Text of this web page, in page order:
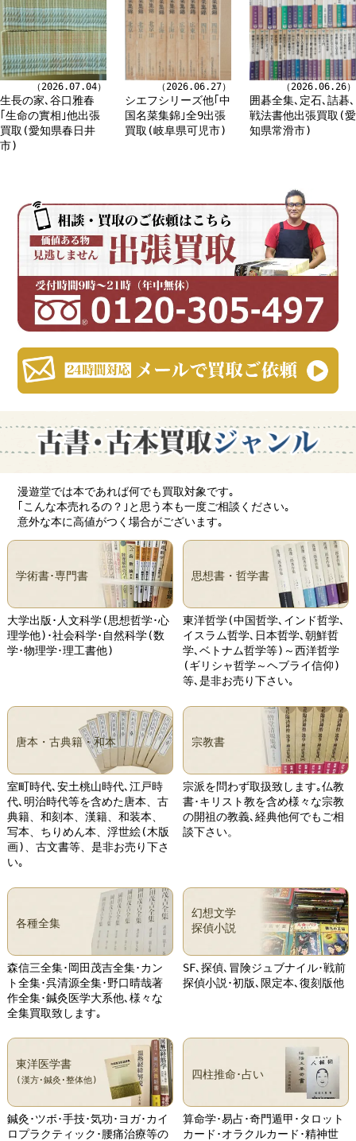
（2026.07.04）
生長の家､谷口雅春
｢生命の實相｣他出張
買取(愛知県春日井
市)
（2026.06.27）
シエフシリーズ他｢中
国名菜集錦｣全9出張
買取(岐阜県可児市)
（2026.06.26）
囲碁全集､定石､詰碁､
戦法書他出張買取(愛
知県常滑市)
漫遊堂では本であれば何でも買取対象です｡
｢こんな本売れるの？｣と思う本も一度ご相談ください｡
意外な本に高値がつく場合がございます｡
学術書･専門書
大学出版･人文科学(思想哲学･心
理学他)･社会科学･自然科学(数
学･物理学･理工書他)
思想書・哲学書
東洋哲学(中国哲学､インド哲学､
イスラム哲学､日本哲学､朝鮮哲
学､ベトナム哲学等)～西洋哲学
(ギリシャ哲学～ヘブライ信仰)
等､是非お売り下さい｡
唐本・古典籍・和本
室町時代､安土桃山時代､江戸時
代､明治時代等を含めた唐本、古
典籍、和刻本、漢籍、和装本、
写本、ちりめん本、浮世絵(木版
画)、古文書等、是非お売り下さ
い｡
宗教書
宗派を問わず取扱致します｡仏教
書･キリスト教を含め様々な宗教
の開祖の教義､経典他何でもご相
談下さい。
各種全集
森信三全集･岡田茂吉全集･カン
ト全集･呉清源全集･野口晴哉著
作全集･鍼灸医学大系他､様々な
全集買取致します｡
幻想文学
探偵小説
SF､探偵､冒険ジュブナイル･戦前
探偵小説･初版､限定本､復刻版他
東洋医学書
(漢方･鍼灸･整体他)
鍼灸･ツボ･手技･気功･ヨガ･カイ
ロプラクティック･腰痛治療等の
四柱推命･占い
算命学･易占･奇門遁甲･タロット
カード･オラクルカード･精神世